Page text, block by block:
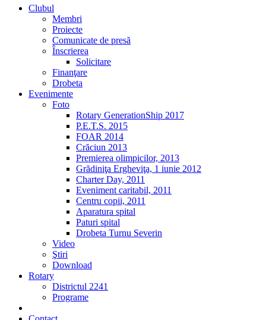
Clubul
Membri
Proiecte
Comunicate de presă
Înscrierea
Solicitare
Finanţare
Drobeta
Evenimente
Foto
Rotary GenerationShip 2017
P.E.T.S. 2015
FOAR 2014
Crăciun 2013
Premierea olimpicilor, 2013
Grădiniţa Ergheviţa, 1 iunie 2012
Charter Day, 2011
Eveniment caritabil, 2011
Centru copii, 2011
Aparatura spital
Paturi spital
Drobeta Turnu Severin
Video
Ştiri
Download
Rotary
Districtul 2241
Programe